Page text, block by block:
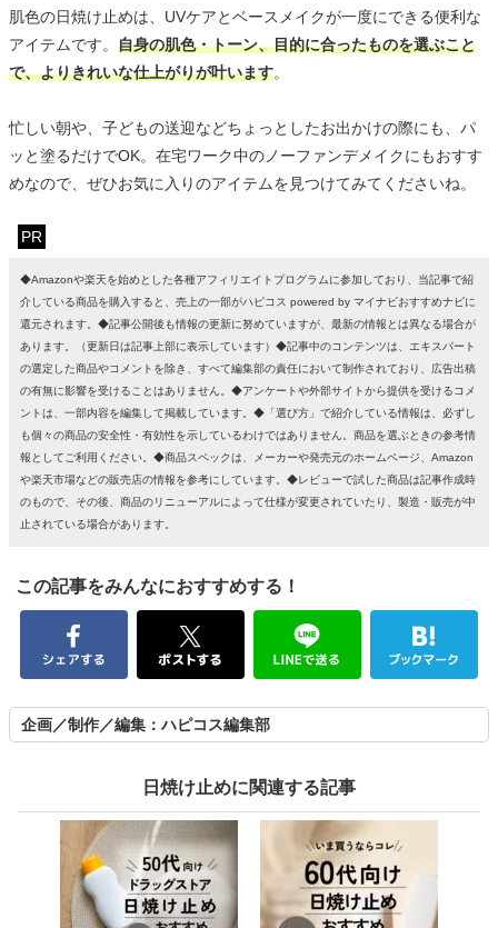
肌色の日焼け止めは、UVケアとベースメイクが一度にできる便利な
アイテムです。 自身の肌色・トーン、目的に合ったものを選ぶこと
で、よりきれいな仕上がりが叶います。
忙しい朝や、子どもの送迎などちょっとしたお出かけの際にも、パ
ッと塗るだけでOK。在宅ワーク中のノーファンデメイクにもおすす
めなので、ぜひお気に入りのアイテムを見つけてみてくださいね。
PR
◆Amazonや楽天を始めとした各種アフィリエイトプログラムに参加しており、当記事で紹
介している商品を購入すると、売上の一部がハピコス powered by マイナビおすすめナビに
還元されます。◆記事公開後も情報の更新に努めていますが、最新の情報とは異なる場合が
あります。（更新日は記事上部に表示しています）◆記事中のコンテンツは、エキスパート
の選定した商品やコメントを除き、すべて編集部の責任において制作されており、広告出稿
の有無に影響を受けることはありません。◆アンケートや外部サイトから提供を受けるコメ
ントは、一部内容を編集して掲載しています。◆「選び方」で紹介している情報は、必ずし
も個々の商品の安全性・有効性を示しているわけではありません。商品を選ぶときの参考情
報としてご利用ください。◆商品スペックは、メーカーや発売元のホームページ、Amazon
や楽天市場などの販売店の情報を参考にしています。◆レビューで試した商品は記事作成時
のもので、その後、商品のリニューアルによって仕様が変更されていたり、製造・販売が中
止されている場合があります。
この記事をみんなにおすすめする！
企画／制作／編集：ハピコス編集部
日焼け止めに関連する記事